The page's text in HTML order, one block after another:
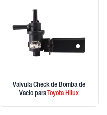
Valvula Check de Bomba de
Vacio para ToyotaHilux